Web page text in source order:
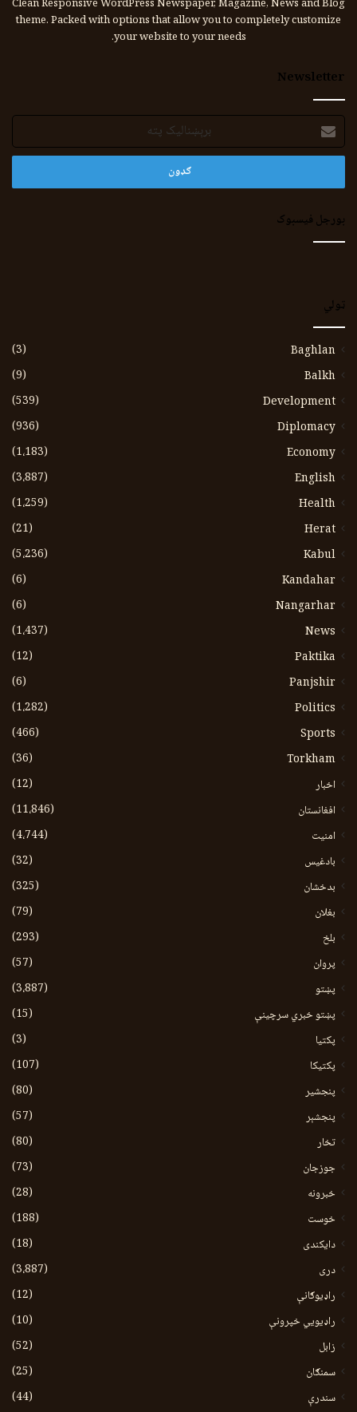
Clean Responsive WordPress Newspaper, Magazine, News and Blog
theme. Packed with options that allow you to completely customize
your website to your needs.
Newsletter
برېښنالیک
پته
بورجل فیسبوک
ټولي
Baghlan
(3)
Balkh
(9)
Development
(539)
Diplomacy
(936)
Economy
(1،183)
English
(3،887)
Health
(1،259)
Herat
(21)
Kabul
(5،236)
Kandahar
(6)
Nangarhar
(6)
News
(1،437)
Paktika
(12)
Panjshir
(6)
Politics
(1،282)
Sports
(466)
Torkham
(36)
اخبار
(12)
افغانستان
(11،846)
امنیت
(4،744)
بادغیس
(32)
بدخشان
(325)
بغلان
(79)
بلخ
(293)
پروان
(57)
پښتو
(3،887)
پښتو خبري سرچينې
(15)
پکتيا
(3)
پکتیکا
(107)
پنجشیر
(80)
پنجشېر
(57)
تخار
(80)
جوزجان
(73)
خبرونه
(28)
خوست
(188)
دایکندی
(18)
دری
(3،887)
راډیوګانې
(12)
راډیويي خپرونې
(10)
زابل
(52)
سمنګان
(25)
سندرې
(44)